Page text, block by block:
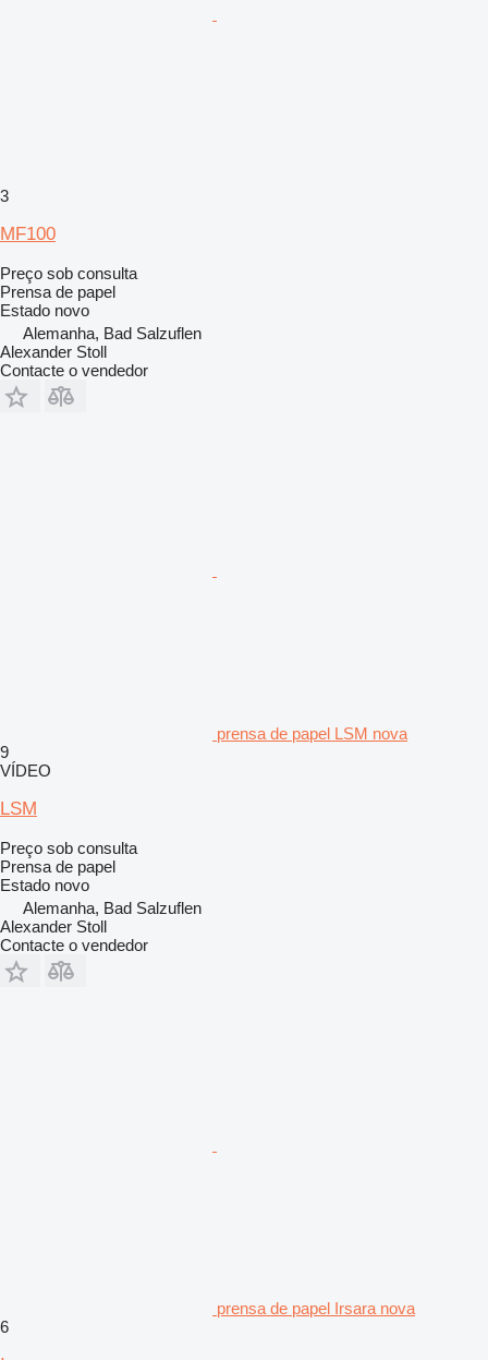
3
MF100
Preço sob consulta
Prensa de papel
Estado novo
Alemanha, Bad Salzuflen
Alexander Stoll
Contacte o vendedor
prensa de papel LSM nova
9
VÍDEO
LSM
Preço sob consulta
Prensa de papel
Estado novo
Alemanha, Bad Salzuflen
Alexander Stoll
Contacte o vendedor
prensa de papel Irsara nova
6